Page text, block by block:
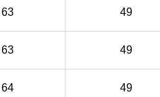
63 49
63 49
64 49